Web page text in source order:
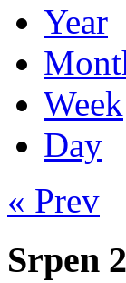
Year
Week
Day
« Prev
Srpen